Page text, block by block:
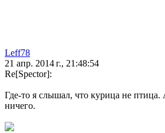
Leff78
21 апр. 2014 г., 21:48:54
Re[Spector]:
Где-то я слышал, что курица не птица.
ничего.